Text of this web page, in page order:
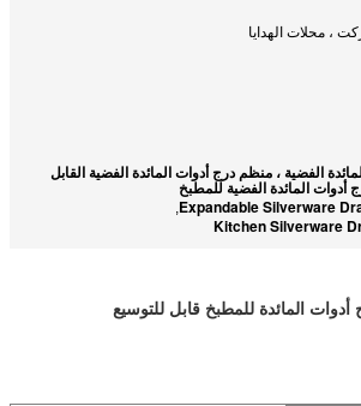
، محلات الهدايا
الفضية ، منظم درج أدوات المائدة الفضية القابل
أدوات المائدة الفضية للمطبخ
Expandable Silverware
,
Kitchen Silverware
المائدة للمطبخ قابل للتوسيع